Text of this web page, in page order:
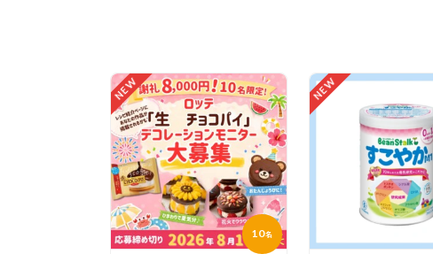
NEW
10名
NEW